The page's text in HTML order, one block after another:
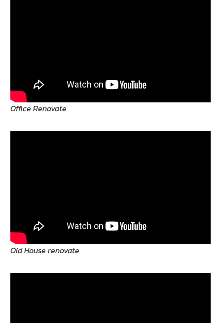
Office Renovate
Old House renovate